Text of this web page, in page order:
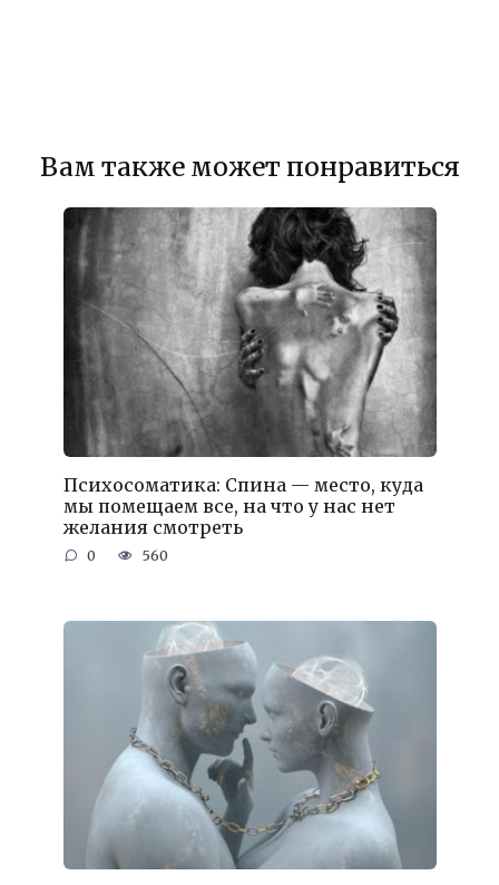
Вам также может понравиться
Психосоматика: Спина — место, куда
мы помещаем все, на что у нас нет
желания смотреть
0 560